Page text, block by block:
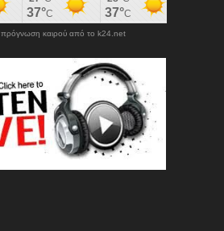
πρόγνωση καιρού από το k24.net